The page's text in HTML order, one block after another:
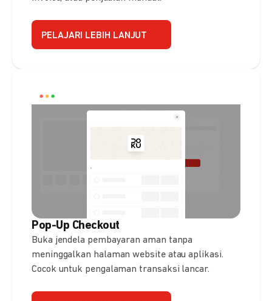
PELAJARI LEBIH LANJUT
Pop-Up Checkout
Buka jendela pembayaran aman tanpa
meninggalkan halaman website atau aplikasi.
Cocok untuk pengalaman transaksi lancar.